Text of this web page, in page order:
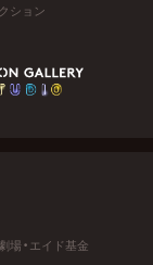
ション
場・エイド基金